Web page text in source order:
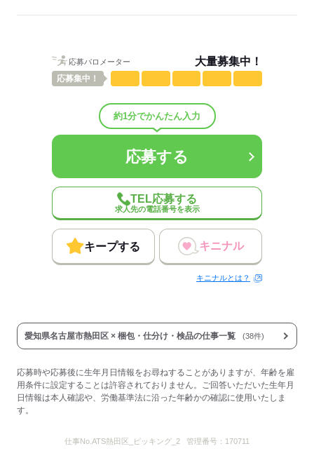
男性
平均年齢45歳
事業内容
自動車部品製造
応募する
応募バロメーター 大量募集中！
応募集中！
約1分でかんたん入力
応募する
TEL応募する
求人先の電話番号を表示
キープする キニナル
キニナルとは？
愛知県名古屋市熱田区 × 梱包・仕分け・検品の仕事一覧 (38件)
応募時や応募後に生年月日情報をお尋ねすることがありますが、年齢を雇
用条件に設定することは許容されておりません。ご回答いただいた生年月
日情報は本人確認や、労働基準法に沿った年齢かの確認に使用いたしま
す。
仕事No. ATS熱田区_ピッキング_2 管理番号： 170711